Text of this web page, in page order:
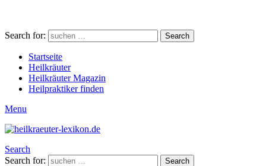
Search for: Search
Startseite
Heilkräuter
Heilkräuter Magazin
Heilpraktiker finden
Menu
Search
Search for:
Search